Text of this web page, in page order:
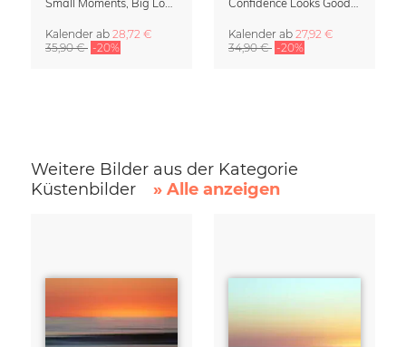
Kalender ab 28,72 €
35,90 € -20%
Kalender ab 27,92 €
34,90 € -20%
Weitere Bilder aus der Kategorie
Küstenbilder
» Alle anzeigen